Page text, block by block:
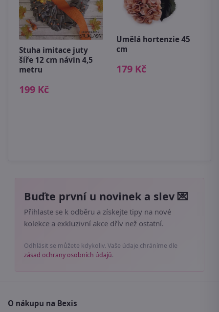
Stuha imitace juty
šíře 12 cm návin 4,5
metru
199 Kč
Umělá hortenzie 45
cm
179 Kč
Buďte první u novinek a slev 💌
Přihlaste se k odběru a získejte tipy na nové
kolekce a exkluzivní akce dřív než ostatní.
Odhlásit se můžete kdykoliv. Vaše údaje chráníme dle
zásad ochrany osobních údajů.
O nákupu na Bexis